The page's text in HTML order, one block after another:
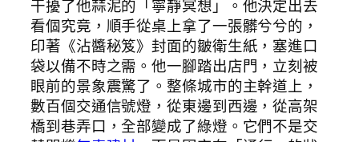
干擾了他蒜泥的「寧靜冥想」。他決定出去
看個究竟，順手從桌上拿了一張髒兮兮的，
印著《沾醬秘笈》封面的皺衛生紙，塞進口
袋以備不時之需。他一腳踏出店門，立刻被
眼前的景象震驚了。整條城市的主幹道上，
數百個交通信號燈，從東邊到西邊，從高架
橋到巷弄口，全部變成了綠燈。它們不是交